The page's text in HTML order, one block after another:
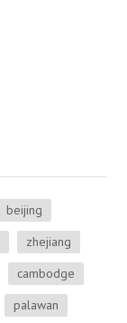
beijing
zhejiang
cambodge
palawan